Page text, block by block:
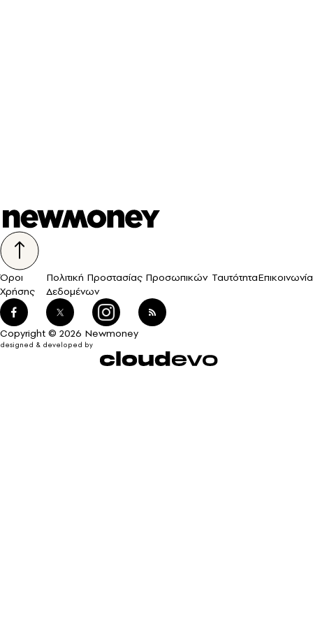
Όροι
Χρήσης
Πολιτική Προστασίας Προσωπικών
Δεδομένων
ΤαυτότηταΕπικοινωνία
Copyright © 2026 Newmoney
designed & developed by